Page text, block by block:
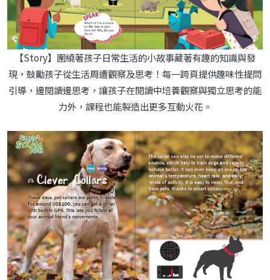
【Story】圍繞著孩子日常生活的小故事藏著有趣的知識與發
現，鼓勵孩子從生活周遭觀察及思考！每一跨頁提供趣味性提問
引導，邊閱讀邊思考，讓孩子在閱讀中培養觀察與獨立思考的能
力外，課程也能製造出更多互動火花。